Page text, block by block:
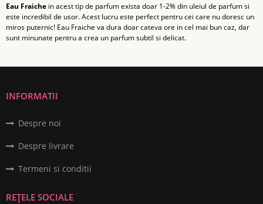
Eau Fraiche in acest tip de parfum exista doar 1-2% din uleiul de parfum si
este incredibil de usor. Acest lucru este perfect pentru cei care nu doresc un
miros puternic! Eau Fraiche va dura doar cateva ore in cel mai bun caz, dar
sunt minunate pentru a crea un parfum subtil si delicat.
INFORMATII
Despre noi
Despre livrare
Termeni si conditii
REȚELE SOCIALE